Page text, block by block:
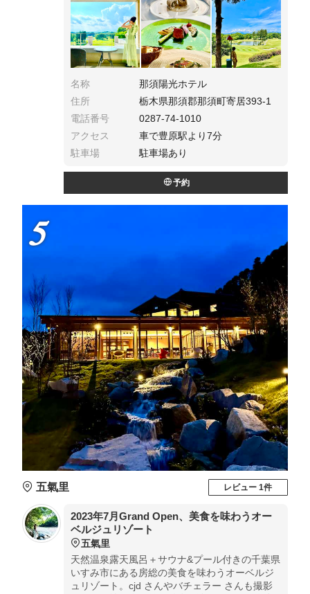
ルージングツアーも本州ではここだけ。
名称
那須陽光ホテル
住所
栃木県那須郡那須町寄居393-1
電話番号
0287-74-1010
アクセス
車で豊原駅より7分
駐車場
駐車場あり
予約
5
五氣里 レビュー 1件
2023年7月Grand Open、美食を味わうオー
ベルジュリゾート
五氣里
天然温泉露天風呂＋サウナ&プール付きの千葉県
いすみ市にある房総の美食を味わうオーベルジ
ュリゾート。cjd さんやバチェラー さんも撮影